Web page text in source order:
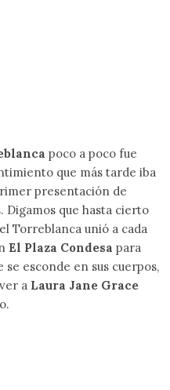
poco a poco fue
que más tarde iba
presentación de
Digamos que hasta cierto
Torreblanca unió a cada
El Plaza Condesa para
esconde en sus cuerpos,
a Laura Jane Grace